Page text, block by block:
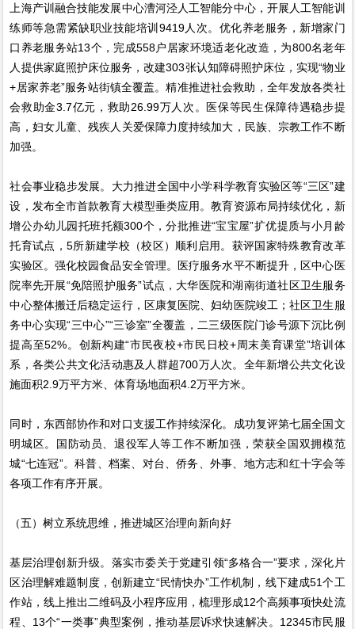
上海产训融合技能发展中心漕河泾人工智能分中心，开展人工智能训
练师等急需紧缺职业技能培训9419人次。优化养老服务，新增家门
口养老服务站13个，完成558户居家环境适老化改造，为800名老年
人提供家庭照护床位服务，改建303张认知障碍照护床位，实现“物业
+居家养老”服务站街镇全覆盖。精准推进社会救助，全年发放各类社
会救助金3.7亿元，救助26.99万人次。医保等民生保障待遇稳步提
高，妇女儿童、残疾人关爱保障力度持续加大，民族、宗教工作不断
加强。
社会事业稳步发展。大力推进全国中小学科学教育实验区等“三区”建
设，发布全市首款教育大模型垂类应用。教育资源布局持续优化，新
增公办幼儿园托班托额300个，分批推进“宝宝屋”扩优提质与小月龄
托育试点，5所新建学校（校区）顺利启用。获评国家特殊教育改革
实验区。强化校园食品安全管理。医疗服务水平不断提升，区中心医
院率先开展“免陪照护服务”试点，大华医院和湖南街道社区卫生服务
中心整体搬迁后稳定运行，区康复医院、妇幼医院竣工；社区卫生服
务中心实现“三中心”“三诊室”全覆盖，二三级医院门诊号源下沉比例
提高至52%。创新构建“市民夜校+市民日校+周末美育课堂”培训体
系，各类公共文化活动惠及人群超700万人次。全年新增公共文化设
施面积2.9万平方米、体育场地面积4.2万平方米。
同时，东西部协作和对口支援工作持续深化。成功复评第七届全国文
明城区。国防动员、退役军人等工作不断加强，荣获全国双拥模范
城“七连冠”。科普、档案、对台、侨务、外事、地方志和红十字会等
各项工作有序开展。
（五）树立系统思维，推进城区治理向新向好
基层治理创新升级。落实市委关于党建引领“多格合一”要求，深化片
区治理解难题制度，创新建立“民情快办”工作机制，线下建成51个工
作站，线上推出二维码及小程序应用，梳理形成12个高频事项快处流
程、13个“一类事”典型案例，推动基层诉求快速解决。12345市民服